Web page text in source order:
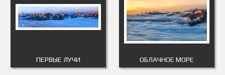
ПЕРВЫЕ ЛУЧИ ОБЛАЧНОЕ МОРЕ